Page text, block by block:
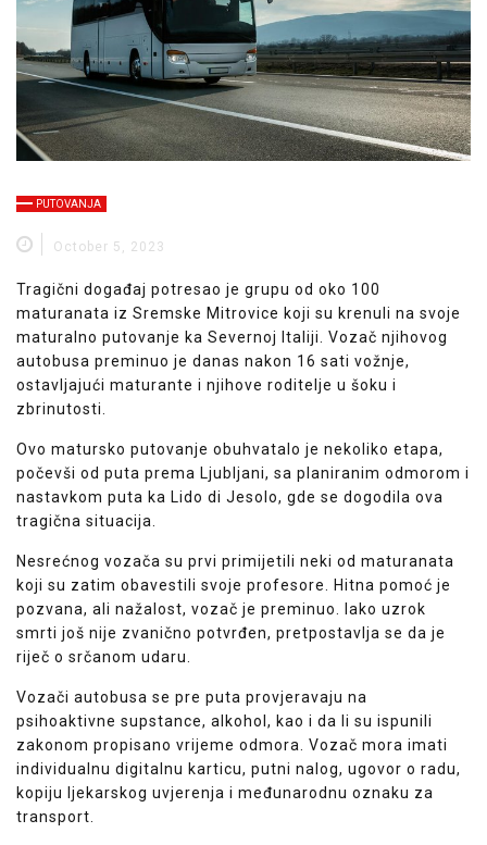
PUTOVANJA
October 5, 2023
Tragični događaj potresao je grupu od oko 100
maturanata iz Sremske Mitrovice koji su krenuli na svoje
maturalno putovanje ka Severnoj Italiji. Vozač njihovog
autobusa preminuo je danas nakon 16 sati vožnje,
ostavljajući maturante i njihove roditelje u šoku i
zbrinutosti.
Ovo matursko putovanje obuhvatalo je nekoliko etapa,
počevši od puta prema Ljubljani, sa planiranim odmorom i
nastavkom puta ka Lido di Jesolo, gde se dogodila ova
tragična situacija.
Nesrećnog vozača su prvi primijetili neki od maturanata
koji su zatim obavestili svoje profesore. Hitna pomoć je
pozvana, ali nažalost, vozač je preminuo. Iako uzrok
smrti još nije zvanično potvrđen, pretpostavlja se da je
riječ o srčanom udaru.
Vozači autobusa se pre puta provjeravaju na
psihoaktivne supstance, alkohol, kao i da li su ispunili
zakonom propisano vrijeme odmora. Vozač mora imati
individualnu digitalnu karticu, putni nalog, ugovor o radu,
kopiju ljekarskog uvjerenja i međunarodnu oznaku za
transport.